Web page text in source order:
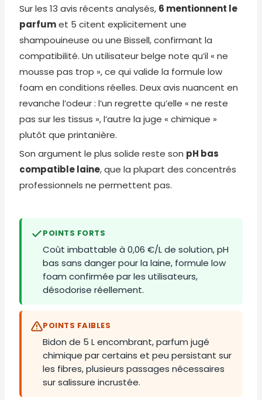
Sur les 13 avis récents analysés, 6 mentionnent le
parfumet 5 citent explicitement une
shampouineuse ou une Bissell, confirmant la
compatibilité. Un utilisateur belge note qu’il « ne
mousse pas trop », ce qui valide la formule low
foam en conditions réelles. Deux avis nuancent en
revanche l’odeur : l’un regrette qu’elle « ne reste
pas sur les tissus », l’autre la juge « chimique »
plutôt que printanière.
Son argument le plus solide reste son pH bas
compatible laine, que la plupart des concentrés
professionnels ne permettent pas.
POINTS FORTS
Coût imbattable à 0,06 €/L de solution, pH
bas sans danger pour la laine, formule low
foam confirmée par les utilisateurs,
désodorise réellement.
POINTS FAIBLES
Bidon de 5 L encombrant, parfum jugé
chimique par certains et peu persistant sur
les fibres, plusieurs passages nécessaires
sur salissure incrustée.